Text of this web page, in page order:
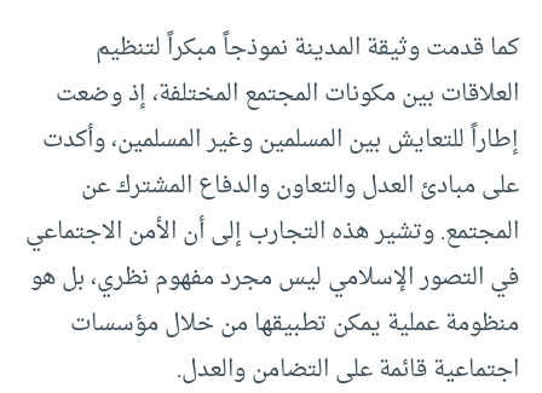
كما قدمت وثيقة المدينة نموذجاً مبكراً لتنظيم
العلاقات بين مكونات المجتمع المختلفة، إذ وضعت
إطاراً للتعايش بين المسلمين وغير المسلمين، وأكدت
على مبادئ العدل والتعاون والدفاع المشترك عن
المجتمع. وتشير هذه التجارب إلى أن الأمن الاجتماعي
في التصور الإسلامي ليس مجرد مفهوم نظري، بل هو
منظومة عملية يمكن تطبيقها من خلال مؤسسات
اجتماعية قائمة على التضامن والعدل.